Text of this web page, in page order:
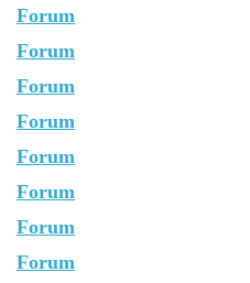
Forum
Forum
Forum
Forum
Forum
Forum
Forum
Forum